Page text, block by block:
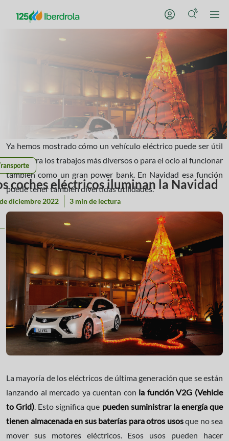
coches eléctricos iluminan la Navidad
diciembre 2022 3 min de lectura
Ya hemos mostrado cómo un vehículo eléctrico puede ser útil
tanto para los trabajos más diversos o para el ocio al funcionar
también como un gran power bank. En Navidad esa función
puede tener también divertidas utilidades.
La mayoría de los eléctricos de última generación que se están
lanzando al mercado ya cuentan con la función V2G (Vehicle
to Grid). Esto significa que pueden suministrar la energía que
tienen almacenada en sus baterías para otros usosque no sea
mover sus motores eléctricos. Esos usos pueden hacer